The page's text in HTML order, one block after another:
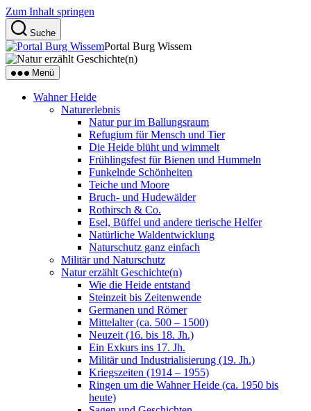
Zum Inhalt springen
Suche
Portal Burg Wissem
Menü
Wahner Heide
Naturerlebnis
Natur pur im Ballungsraum
Refugium für Mensch und Tier
Die Heide blüht und wimmelt
Frühlingsfest für Bienen und Hummeln
Funkelnde Schönheiten
Teiche und Moore
Bruch- und Hudewälder
Rothirsch & Co.
Esel, Büffel und andere tierische Helfer
Natürliche Waldentwicklung
Naturschutz ganz einfach
Militär und Naturschutz
Natur erzählt Geschichte(n)
Wie die Heide entstand
Steinzeit bis Zeitenwende
Germanen und Römer
Mittelalter (ca. 500 – 1500)
Neuzeit (16. bis 18. Jh.)
Ein Exkurs ins 17. Jh.
Militär und Industrialisierung (19. Jh.)
Kriegszeiten (1914 – 1955)
Ringen um die Wahner Heide (ca. 1950 bis
heute)